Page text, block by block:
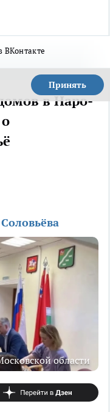
Принять
в Наро-
области